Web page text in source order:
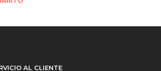
AL CLIENTE